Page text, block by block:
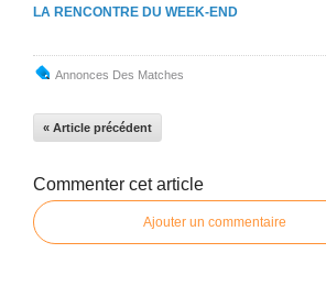
LA RENCONTRE DU WEEK-END
Annonces Des Matches
« Article précédent
Commenter cet article
Ajouter un commentaire